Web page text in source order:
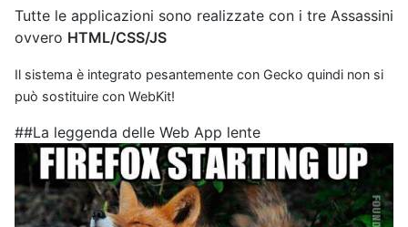
Tutte le applicazioni sono realizzate con i tre Assassini
ovvero HTML/CSS/JS
Il sistema è integrato pesantemente con Gecko quindi non si
può sostituire con WebKit!
##La leggenda delle Web App lente